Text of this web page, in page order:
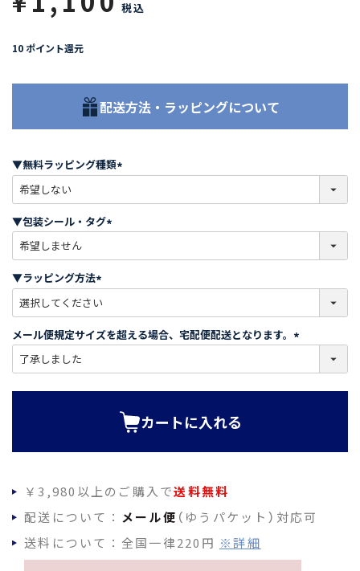
税込
10 ポイント還元
配送方法・ラッピングについて
▼無料ラッピング種類
必
)
▼包装シール・タグ
必
)
▼ラッピング方法
必
須
)
メール便規定サイズを超える場合、宅配便配送となります。
必
カートに入れる
￥3,980以上のご購入で送料無料
配送について： メール便 （ゆうパケット）対応可
送料について：全国一律220円 ※詳細